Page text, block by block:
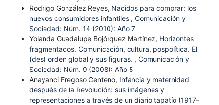
Rodrigo González Reyes, Nacidos para comprar: los
nuevos consumidores infantiles , Comunicación y
Sociedad: Núm. 14 (2010): Año 7
Yolanda Guadalupe Bojórquez Martínez, Horizontes
fragmentados. Comunicación, cultura, pospolítica. El
(des) orden global y sus figuras. , Comunicación y
Sociedad: Núm. 9 (2008): Año 5
Anayanci Fregoso Centeno, Infancia y maternidad
después de la Revolución: sus imágenes y
representaciones a través de un diario tapatío (1917–